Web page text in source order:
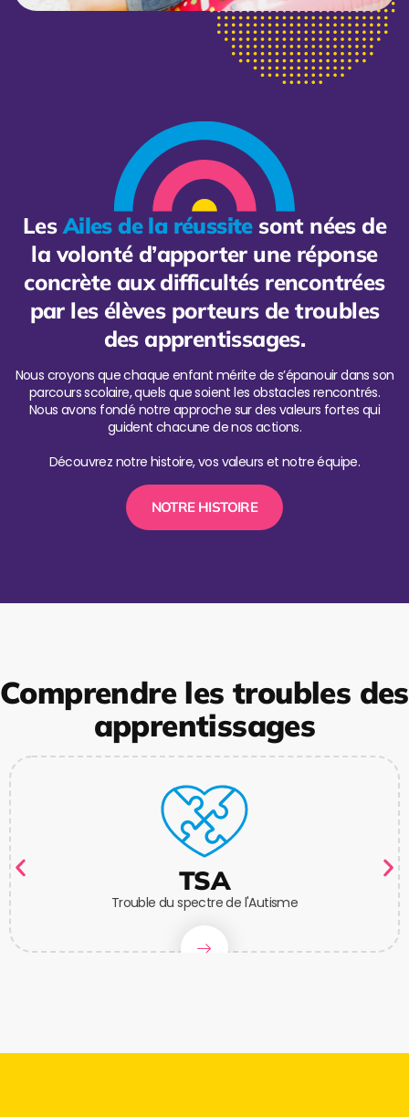
LesAiles de la réussitesont nées de
la volonté d’apporter une réponse
concrète aux difficultés rencontrées
par les élèves porteurs de troubles
des apprentissages.
Nous croyons que chaque enfant mérite de s’épanouir dans son
parcours scolaire, quels que soient les obstacles rencontrés.
Nous avons fondé notre approche sur des valeurs fortes qui
guident chacune de nos actions.
Découvrez notre histoire, vos valeurs et notre équipe.
NOTRE HISTOIRE
Comprendre les troubles des
apprentissages
TSA
Trouble du spectre de l'Autisme